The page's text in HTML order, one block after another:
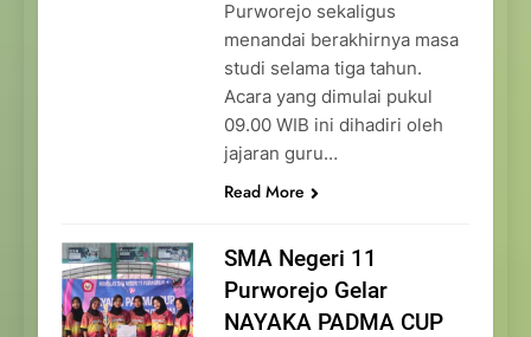
Purworejo sekaligus
menandai berakhirnya masa
studi selama tiga tahun.
Acara yang dimulai pukul
09.00 WIB ini dihadiri oleh
jajaran guru…
Read More
SMA Negeri 11
Purworejo Gelar
NAYAKA PADMA CUP